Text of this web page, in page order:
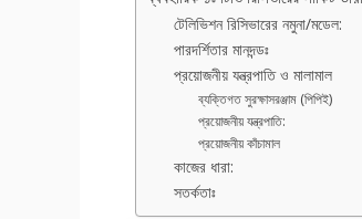
টেলিভিশন রিসিভারের নমুনা/মডেল:
পারদর্শিতার মানদন্ডঃ
প্রয়োজনীয় যন্ত্রপাতি ও মালামাল
ব্যক্তিগত সুরক্ষাসরঞ্জাম (পিপিই)
প্রয়োজনীয় যন্ত্রপাতি:
প্রয়োজনীয় কাঁচামাল
কাজের ধারা:
সতর্কতাঃ